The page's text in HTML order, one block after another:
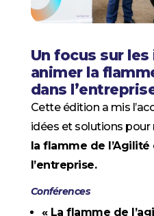
Un focus sur
animer la
dans
Cette édition a mis
idées et solutions pour
la flamme de
l’entreprise.
Conférences
« La flamme de